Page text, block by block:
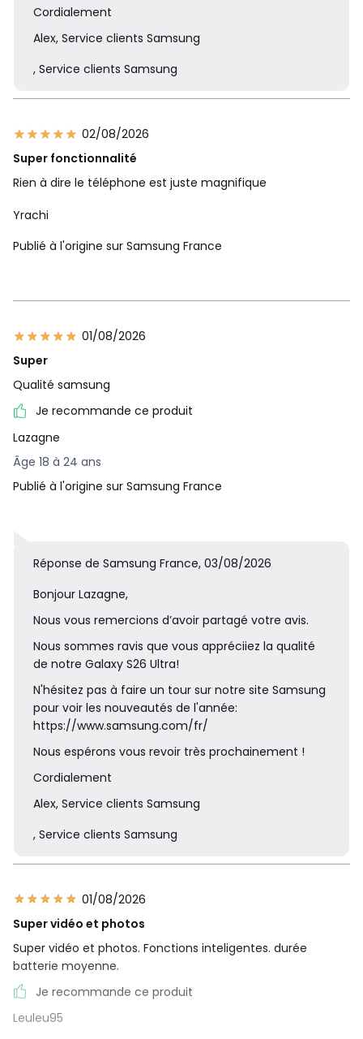
Cordialement
Alex, Service clients Samsung
, Service clients Samsung
02/08/2026
Super fonctionnalité
Rien à dire le téléphone est juste magnifique
Yrachi
Publié à l'origine sur Samsung France
01/08/2026
Super
Qualité samsung
Je recommande ce produit
Lazagne
Âge 18 à 24 ans
Publié à l'origine sur Samsung France
Réponse de Samsung France, 03/08/2026
Bonjour Lazagne,
Nous vous remercions d’avoir partagé votre avis.
Nous sommes ravis que vous appréciiez la qualité
de notre Galaxy S26 Ultra!
N'hésitez pas à faire un tour sur notre site Samsung
pour voir les nouveautés de l'année:
https://www.samsung.com/fr/
Nous espérons vous revoir très prochainement !
Cordialement
Alex, Service clients Samsung
, Service clients Samsung
01/08/2026
Super vidéo et photos
Super vidéo et photos. Fonctions inteligentes. durée
batterie moyenne.
Je recommande ce produit
Leuleu95